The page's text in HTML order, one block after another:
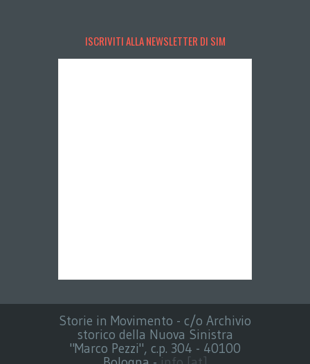
ISCRIVITI ALLA NEWSLETTER DI SIM
Storie in Movimento - c/o Archivio
storico della Nuova Sinistra
"Marco Pezzi", c.p. 304 - 40100